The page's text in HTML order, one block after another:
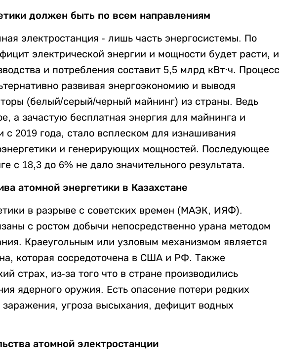
должен быть по всем направлениям
электростанция - лишь часть энергосистемы. По
электрической энергии и мощности будет расти, и
и потребления составит 5,5 млрд кВт⋅ч. Процесс
развивая энергоэкономию и выводя
(белый/серый/черный майнинг) из страны. Ведь
а зачастую бесплатная энергия для майнинга и
с 2019 года, стало всплеском для изнашивания
и генерирующих мощностей. Последующее
с 18,3 до 6% не дало значительного результата.
атомной энергетики в Казахстане
в разрыве с советских времен (МАЭК, ИЯФ).
с ростом добычи непосредственно урана методом
Краеугольным или узловым механизмом является
которая сосредоточена в США и РФ. Также
страх, из-за того что в стране производились
ядерного оружия. Есть опасение потери редких
заражения, угроза высыхания, дефицит водных
атомной электростанции